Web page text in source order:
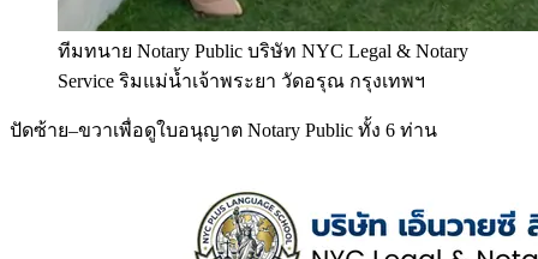
ทีมทนาย Notary Public บริษัท NYC Legal & Notary
Service ริมแม่น้ำเจ้าพระยา วัดอรุณ กรุงเทพฯ
ปัดซ้าย–ขวาเพื่อดูใบอนุญาต Notary Public ทั้ง 6 ท่าน